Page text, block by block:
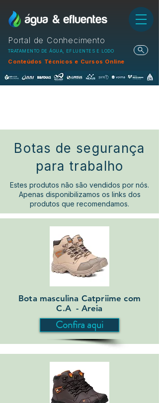
Portal de Conhecimento
TRATAMENTO DE ÁGUA, EFLUENTES E LODO
Conteúdos Técnicos e Cursos Online
Botas de segurança
para trabalho
Estes produtos não são vendidos por nós.
Apenas disponibilizamos os links dos
produtos que recomendamos.
Bota masculina Catpriime com
C.A - Areia
Confira aqui